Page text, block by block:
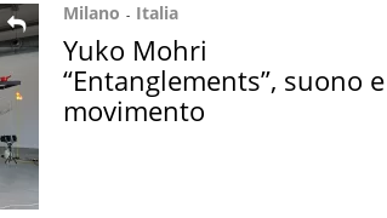
Milano Italia
Yuko Mohri
“Entanglements”, suono e
movimento